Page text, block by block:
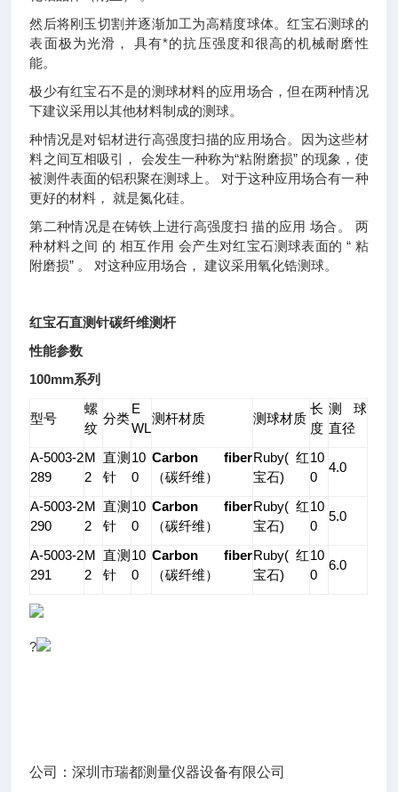
然后将刚玉切割并逐渐加工为高精度球体。红宝石测球的
表面极为光滑， 具有*的抗压强度和很高的机械耐磨性
能。
极少有红宝石不是的测球材料的应用场合，但在两种情况
下建议采用以其他材料制成的测球。
种情况是对铝材进行高强度扫描的应用场合。因为这些材
料之间互相吸引， 会发生一种称为“粘附磨损” 的现象，使
被测件表面的铝积聚在测球上。 对于这种应用场合有一种
更好的材料， 就是氮化硅。
第二种情况是在铸铁上进行高强度扫 描的应用 场合。 两
种材料之间 的 相互作用 会产生对红宝石测球表面的 “ 粘
附磨损” 。 对这种应用场合， 建议采用氧化锆测球。
红宝石直测针碳纤维测杆
性能参数
100mm系列
型号
螺
纹
分类
E
WL
测杆材质 测球材质
长
度
测球
直径
A-5003-2
289
M
2
直测
针
10
0
Carbon fiber
（碳纤维）
Ruby(红
宝石)
10
0
4.0
A-5003-2
290
M
2
直测
针
10
0
Carbon fiber
（碳纤维）
Ruby(红
宝石)
10
0
5.0
A-5003-2
291
M
2
直测
针
10
0
Carbon fiber
（碳纤维）
Ruby(红
宝石)
10
0
6.0
?
公司：深圳市瑞都测量仪器设备有限公司